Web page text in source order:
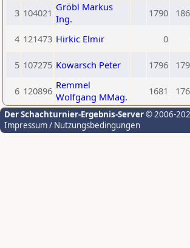
3 104021 Gröbl Markus
Ing.
1790
4 121473 Hirkic Elmir 0
5 107275 Kowarsch Peter 1796
6 120896 Remmel
Wolfgang MMag.
1681
Der Schachturnier-Ergebnis-Server© 2006-
Impressum / Nutzungsbedingungen